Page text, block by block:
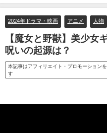
や呪いの起源は？
2024年ドラマ・映画 アニメ 人物
【魔女と野獣】美少女
呪いの起源は？
本記事はアフィリエイト・プロモーションを
す